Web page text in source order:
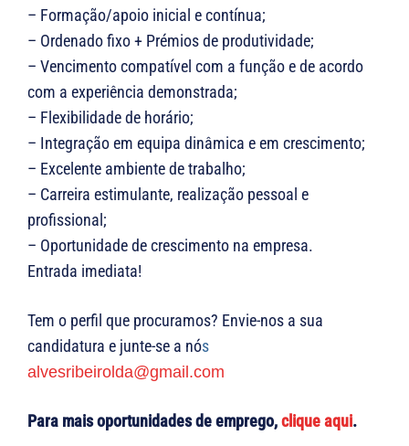
– Formação/apoio inicial e contínua;
– Ordenado fixo + Prémios de produtividade;
– Vencimento compatível com a função e de acordo
com a experiência demonstrada;
– Flexibilidade de horário;
– Integração em equipa dinâmica e em crescimento;
– Excelente ambiente de trabalho;
– Carreira estimulante, realização pessoal e
profissional;
– Oportunidade de crescimento na empresa.
Entrada imediata!
Tem o perfil que procuramos? Envie-nos a sua
candidatura e junte-se a nós
alvesribeirolda@gmail.com
Para mais oportunidades de emprego,clique aqui.